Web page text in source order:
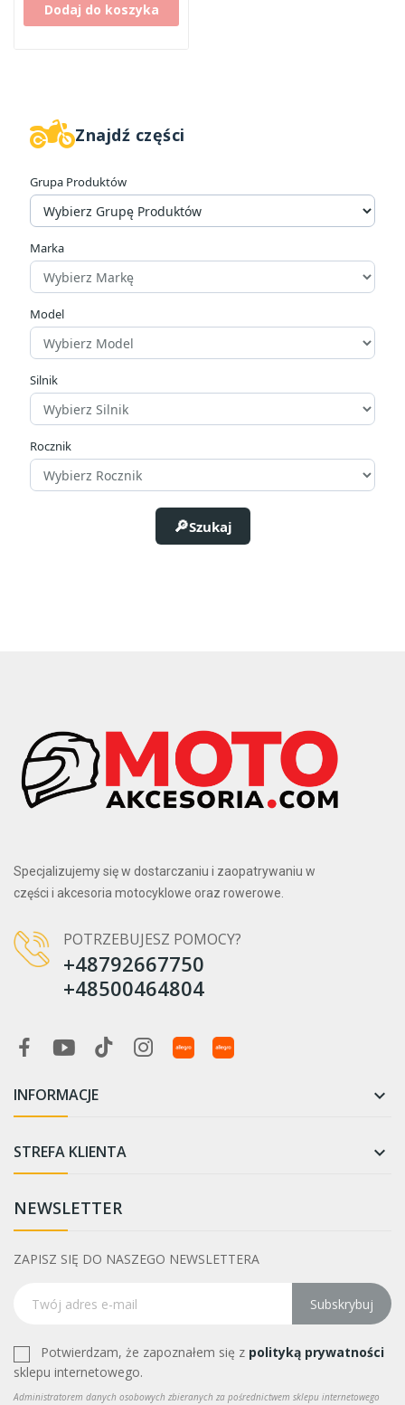
W magazynie 3
Cena
Producenci
Znajdź części
Grupa Produktów
Marka
Model
Silnik
Rocznik
Szukaj
Dodaj do koszyka
Specjalizujemy się w dostarczaniu i zaopatrywaniu w
części i akcesoria motocyklowe oraz rowerowe.
POTRZEBUJESZ POMOCY?
+48792667750
+48500464804
INFORMACJE 
STREFA KLIENTA 
NEWSLETTER
ZAPISZ SIĘ DO NASZEGO NEWSLETTERA
Subskrybuj
Potwierdzam, że zapoznałem się z polityką prywatności
sklepu internetowego.
Administratorem danych osobowych zbieranych za pośrednictwem sklepu internetowego